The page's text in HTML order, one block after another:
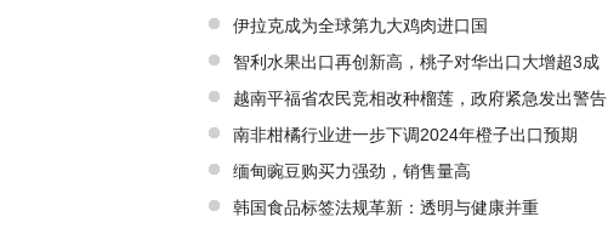
伊拉克成为全球第九大鸡肉进口国
智利水果出口再创新高，桃子对华出口大增超3成
越南平福省农民竞相改种榴莲，政府紧急发出警告
南非柑橘行业进一步下调2024年橙子出口预期
缅甸豌豆购买力强劲，销售量高
韩国食品标签法规革新：透明与健康并重